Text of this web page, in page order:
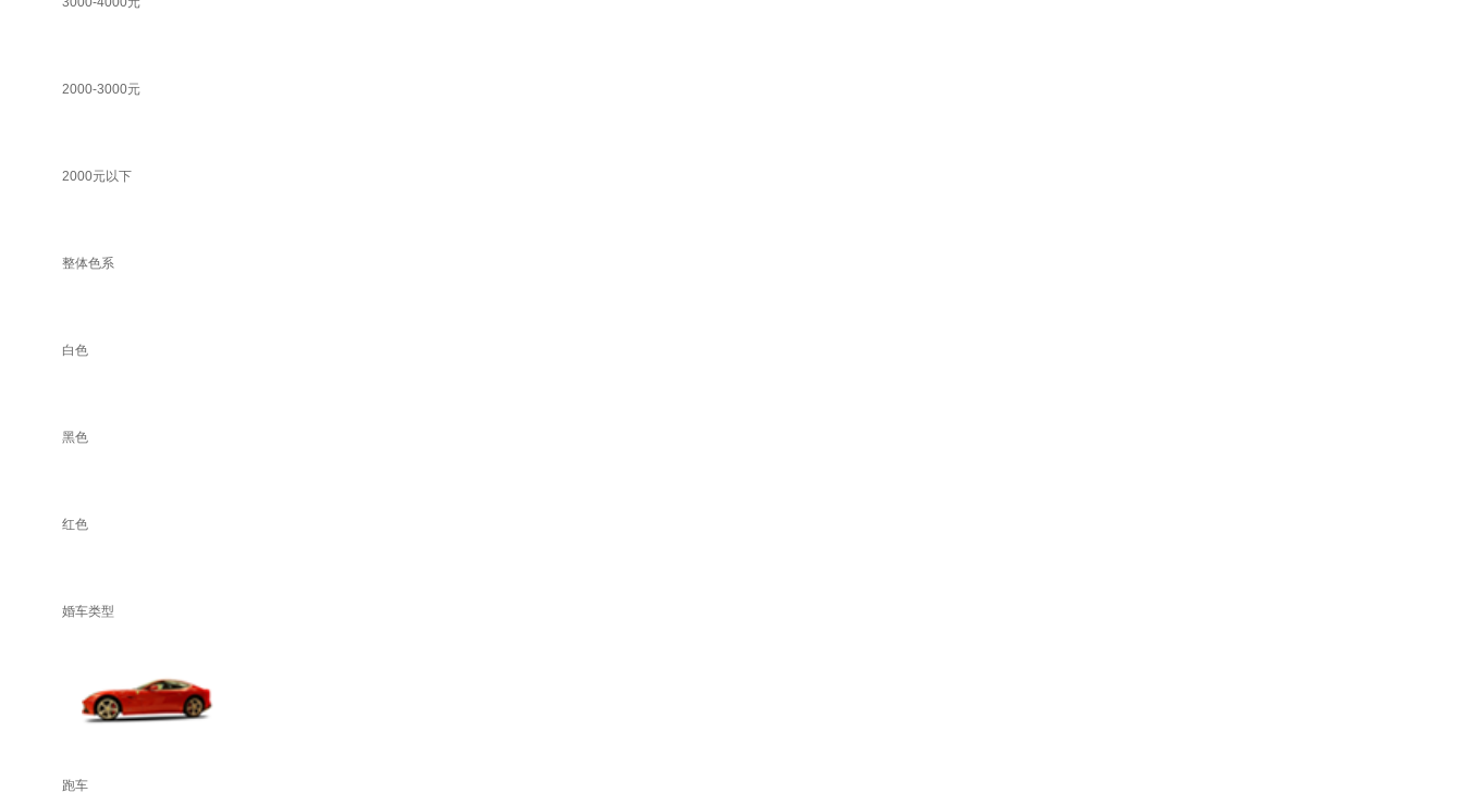
2000-3000元
2000元以下
整体色系
白色
黑色
红色
婚车类型
跑车